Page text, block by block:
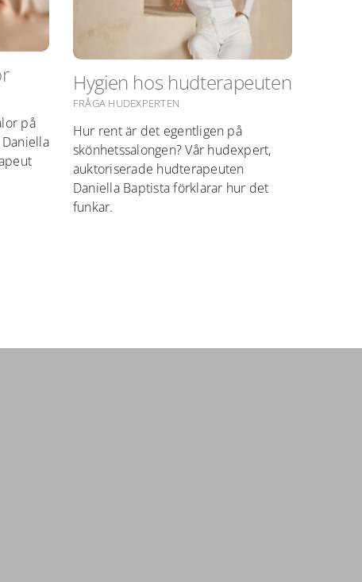
på
Hygien hos hudterapeuten
FRÅGA HUDEXPERTEN
Hur rent är det egentligen på
skönhetssalongen? Vår hudexpert,
auktoriserade hudterapeuten
Daniella Baptista förklarar hur det
funkar.